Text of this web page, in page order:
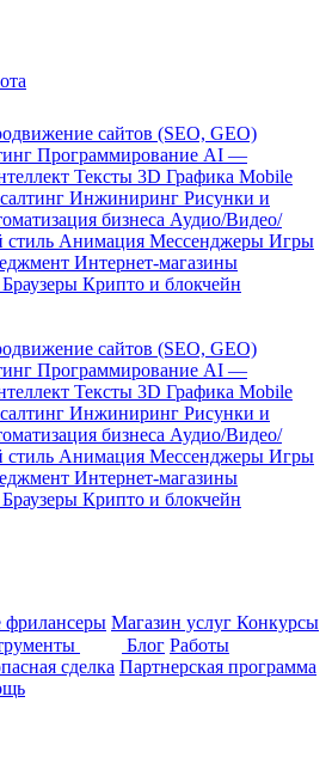
сайтов (SEO, GEO)
Программирование AI —
Тексты 3D Графика Mobile
Инжиниринг Рисунки и
бизнеса Аудио/Видео/
Анимация Мессенджеры Игры
Интернет-магазины
Браузеры Крипто и блокчейн
сайтов (SEO, GEO)
Программирование AI —
Тексты 3D Графика Mobile
Инжиниринг Рисунки и
бизнеса Аудио/Видео/
Анимация Мессенджеры Игры
Интернет-магазины
Браузеры Крипто и блокчейн
фрилансеры Магазин услуг Конкурсы
Блог Работы
сделка Партнерская программа